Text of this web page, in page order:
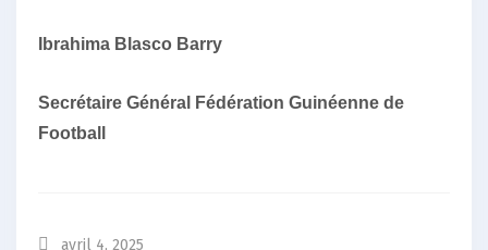
Ibrahima Blasco Barry
Secrétaire Général Fédération Guinéenne de
Football
avril 4, 2025